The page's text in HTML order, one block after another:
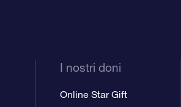
I nostri doni
Online Star Gift